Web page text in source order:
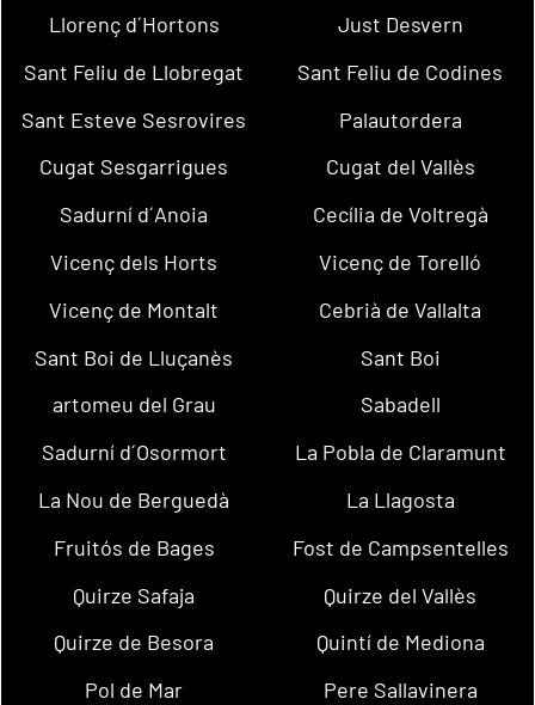
Llorenç d´Hortons
Just Desvern
Sant Feliu de Llobregat
Sant Feliu de Codines
Sant Esteve Sesrovires
Palautordera
Cugat Sesgarrigues
Cugat del Vallès
Sadurní d´Anoia
Cecília de Voltregà
Vicenç dels Horts
Vicenç de Torelló
Vicenç de Montalt
Cebrià de Vallalta
Sant Boi de Lluçanès
Sant Boi
artomeu del Grau
Sabadell
Sadurní d´Osormort
La Pobla de Claramunt
La Nou de Berguedà
La Llagosta
Fruitós de Bages
Fost de Campsentelles
Quirze Safaja
Quirze del Vallès
Quirze de Besora
Quintí de Mediona
Pol de Mar
Pere Sallavinera